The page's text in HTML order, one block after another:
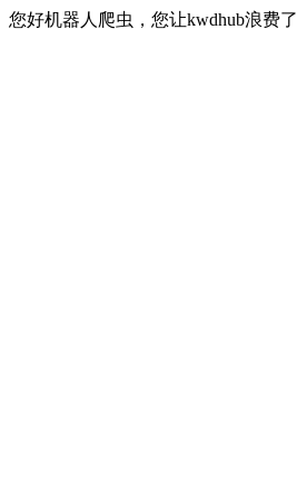
您好机器人爬虫，您让kwdhub浪费